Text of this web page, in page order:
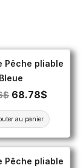
Pêche pliable
Bleue
$ 68.78$
au panier
Pêche pliable